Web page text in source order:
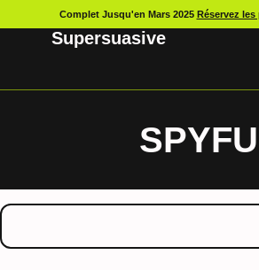
Complet Jusqu'en Mars 2025 Réservez
Supersuasive
SPYFU